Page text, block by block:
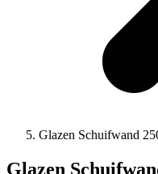
Glazen Schuifwand
Glazen